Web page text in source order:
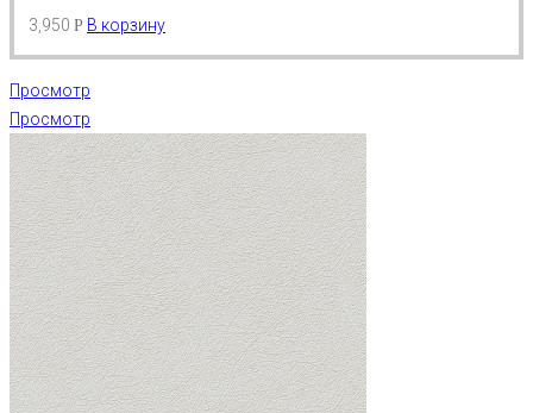
3,950 Р В корзину
Просмотр
Просмотр